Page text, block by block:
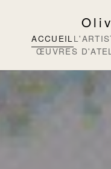
ACCUEIL
ŒUVRES